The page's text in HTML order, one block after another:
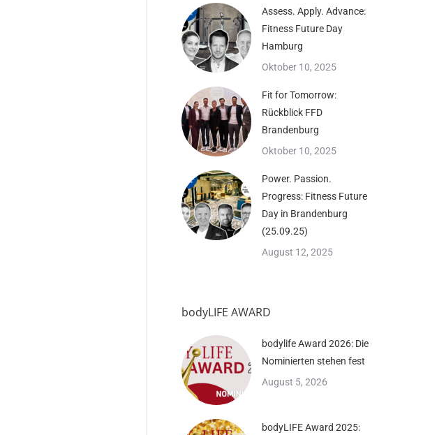
Assess. Apply. Advance:
Fitness Future Day
Hamburg
Oktober 10, 2025
Fit for Tomorrow:
Rückblick FFD
Brandenburg
Oktober 10, 2025
Power. Passion.
Progress: Fitness Future
Day in Brandenburg
(25.09.25)
August 12, 2025
bodyLIFE AWARD
bodylife Award 2026: Die
Nominierten stehen fest
August 5, 2026
bodyLIFE Award 2025: